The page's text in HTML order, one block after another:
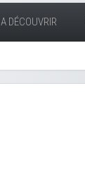
A DÉCOUVRIR